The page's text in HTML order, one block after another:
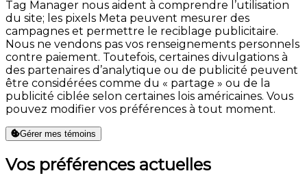
Tag Manager nous aident à comprendre l’utilisation
du site; les pixels Meta peuvent mesurer des
campagnes et permettre le reciblage publicitaire.
Nous ne vendons pas vos renseignements personnels
contre paiement. Toutefois, certaines divulgations à
des partenaires d’analytique ou de publicité peuvent
être considérées comme du « partage » ou de la
publicité ciblée selon certaines lois américaines. Vous
pouvez modifier vos préférences à tout moment.
Gérer mes témoins
Vos préférences actuelles